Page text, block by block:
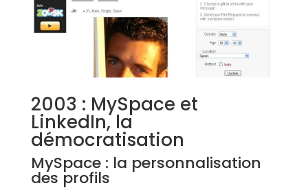
2003 : MySpace et
LinkedIn, la
démocratisation
MySpace : la personnalisation
des profils